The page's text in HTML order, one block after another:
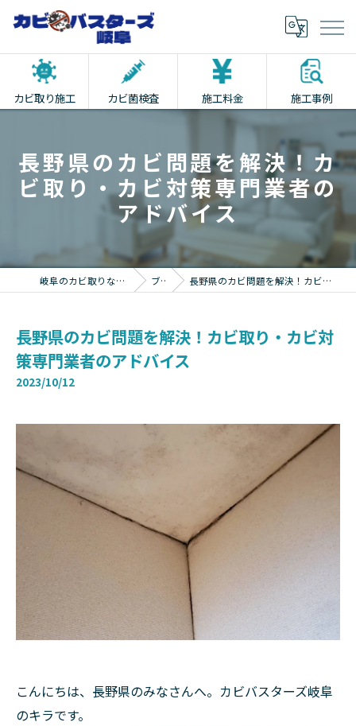
カビ取り施工 カビ菌検査 施工料金 施工事例
長野県のカビ問題を解決！カ
ビ取り・カビ対策専門業者の
アドバイス
岐阜のカビ取りならカビバスターズ岐阜 ブログ 長野県のカビ問題を解決！カビ取り・カビ対策専門業者のアドバイス
長野県のカビ問題を解決！カビ取り・カビ対
策専門業者のアドバイス
2023/10/12
こんにちは、長野県のみなさんへ。カビバスターズ岐阜
のキラです。